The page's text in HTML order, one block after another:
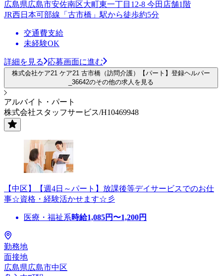
広島県広島市安佐南区大町東一丁目12-8 今田店舗1階
JR西日本可部線「古市橋」駅から徒歩約5分
交通費支給
未経験OK
詳細を見る 応募画面に進む
株式会社ケア21 ケア21 古市橋（訪問介護）【パート】登録ヘルパー
_36642のその他の求人を見る
アルバイト・パート
株式会社スタッフサービス/H10469948
【中区】【週4日～パート】放課後等デイサービスでのお仕
事☆資格・経験活かせます☆彡
医療・福祉系時給1,085円〜1,200円
勤務地
面接地
広島県広島市中区